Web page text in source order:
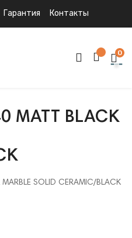
Гарантия Контакты
0
MATT BLACK